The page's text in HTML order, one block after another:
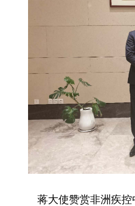
蒋大使赞赏非洲疾